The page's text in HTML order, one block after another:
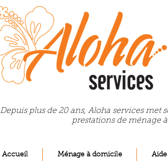
Depuis plus de 20 ans, Aloha services met
prestations de ménage
Accueil Ménage à domicile Aide